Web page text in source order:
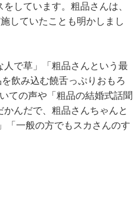
しています。粗品さんは、
していたことも明かしまし
で草」「粗品さんという最
飲み込む饒舌っぷりおもろ
ての声や「粗品の結婚式話聞
んだで、粗品さんちゃんと
「一般の方でもスカさんのす